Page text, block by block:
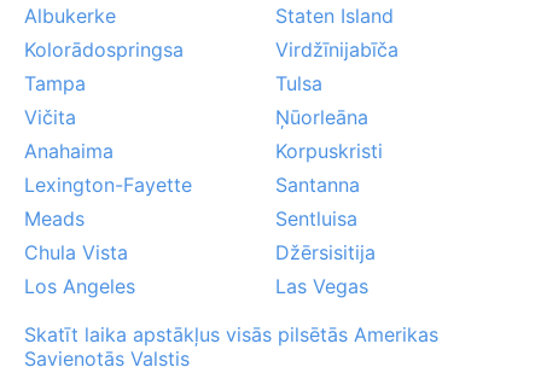
burvība.
Albukerke
Staten Island
Kolorādospringsa
Virdžīnijabīča
Tampa
Tulsa
Vičita
Ņūorleāna
Anahaima
Korpuskristi
Lexington-Fayette
Santanna
Meads
Sentluisa
Chula Vista
Džērsisitija
Los Angeles
Las Vegas
Skatīt laika apstākļus visās pilsētās Amerikas
Savienotās Valstis